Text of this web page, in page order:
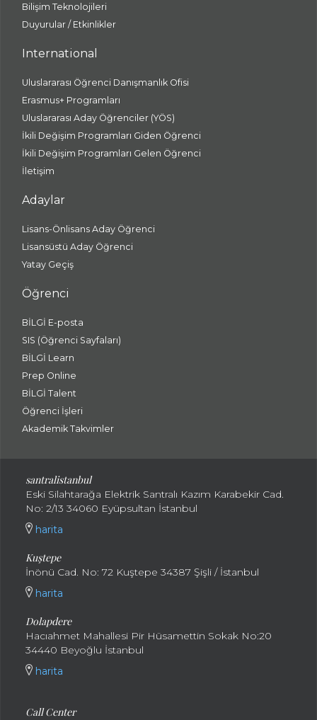
Bilişim Teknolojileri
Duyurular / Etkinlikler
International
Uluslararası Öğrenci Danışmanlık Ofisi
Erasmus+ Programları
Uluslararası Aday Öğrenciler (YÖS)
İkili Değişim Programları Giden Öğrenci
İkili Değişim Programları Gelen Öğrenci
İletişim
Adaylar
Lisans-Önlisans Aday Öğrenci
Lisansüstü Aday Öğrenci
Yatay Geçiş
Öğrenci
BİLGİ E-posta
SIS (Öğrenci Sayfaları)
BİLGİ Learn
Prep Online
BİLGİ Talent
Öğrenci İşleri
Akademik Takvimler
santralistanbul
Eski Silahtarağa Elektrik Santralı Kazım Karabekir Cad.
No: 2/13 34060 Eyüpsultan İstanbul
harita
Kuştepe
İnönü Cad. No: 72 Kuştepe 34387 Şişli / İstanbul
harita
Dolapdere
Hacıahmet Mahallesi Pir Hüsamettin Sokak No:20
34440 Beyoğlu İstanbul
harita
Call Center